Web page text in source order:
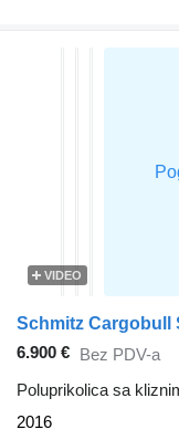
VIDEO
Schmitz Cargobull
6.900 € Bez PDV-a
Poluprikolica sa
2016